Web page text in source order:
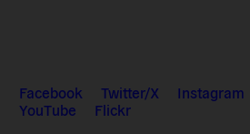
Facebook Twitter/X Instagram
YouTube
Flickr